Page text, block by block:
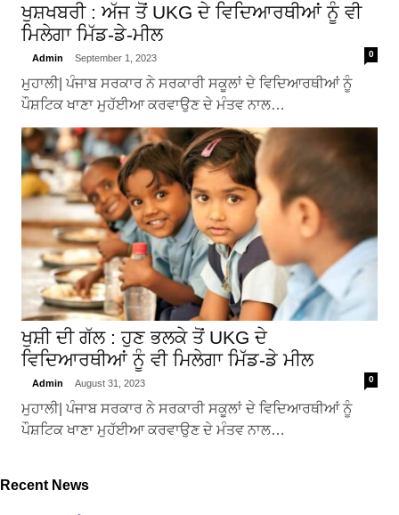
ਖੁਸ਼ਖਬਰੀ : ਅੱਜ ਤੋਂ UKG ਦੇ ਵਿਦਿਆਰਥੀਆਂ ਨੂੰ ਵੀ
ਮਿਲੇਗਾ ਮਿੱਡ-ਡੇ-ਮੀਲ
Admin September 1, 2023 0
ਮੁਹਾਲੀ| ਪੰਜਾਬ ਸਰਕਾਰ ਨੇ ਸਰਕਾਰੀ ਸਕੂਲਾਂ ਦੇ ਵਿਦਿਆਰਥੀਆਂ ਨੂੰ
ਪੌਸ਼ਟਿਕ ਖਾਣਾ ਮੁਹੱਈਆ ਕਰਵਾਉਣ ਦੇ ਮੰਤਵ ਨਾਲ…
ਖੁਸ਼ੀ ਦੀ ਗੱਲ : ਹੁਣ ਭਲਕੇ ਤੋਂ UKG ਦੇ
ਵਿਦਿਆਰਥੀਆਂ ਨੂੰ ਵੀ ਮਿਲੇਗਾ ਮਿੱਡ-ਡੇ ਮੀਲ
Admin August 31, 2023 0
ਮੁਹਾਲੀ| ਪੰਜਾਬ ਸਰਕਾਰ ਨੇ ਸਰਕਾਰੀ ਸਕੂਲਾਂ ਦੇ ਵਿਦਿਆਰਥੀਆਂ ਨੂੰ
ਪੌਸ਼ਟਿਕ ਖਾਣਾ ਮੁਹੱਈਆ ਕਰਵਾਉਣ ਦੇ ਮੰਤਵ ਨਾਲ…
Recent News